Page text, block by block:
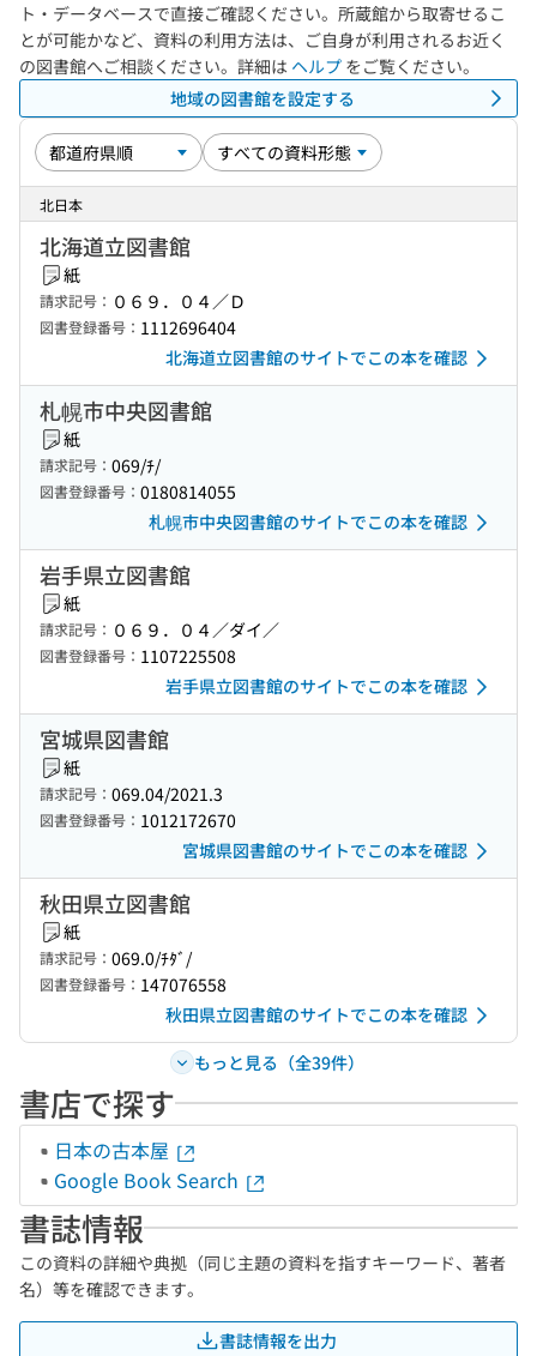
ト・データベースで直接ご確認ください。所蔵館から取寄せるこ
とが可能かなど、資料の利用方法は、ご自身が利用されるお近く
の図書館へご相談ください。詳細は ヘルプ をご覧ください。
地域の図書館を設定する
北日本
北海道立図書館
紙
請求記号： ０６９．０４／Ｄ
図書登録番号： 1112696404
北海道立図書館のサイトでこの本を確認
札幌市中央図書館
紙
請求記号： 069/ﾁ/
図書登録番号： 0180814055
札幌市中央図書館のサイトでこの本を確認
岩手県立図書館
紙
請求記号： ０６９．０４／ダイ／
図書登録番号： 1107225508
岩手県立図書館のサイトでこの本を確認
宮城県図書館
紙
請求記号： 069.04/2021.3
図書登録番号： 1012172670
宮城県図書館のサイトでこの本を確認
秋田県立図書館
紙
請求記号： 069.0/ﾁﾀﾞ/
図書登録番号： 147076558
秋田県立図書館のサイトでこの本を確認
もっと見る（全39件）
書店で探す
日本の古本屋
Google Book Search
書誌情報
この資料の詳細や典拠（同じ主題の資料を指すキーワード、著者
名）等を確認できます。
書誌情報を出力